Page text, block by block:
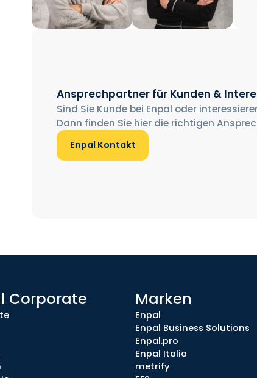
Ansprechpartner für Kunden &
Sind Sie Kunde bei Enpal oder
Dann finden Sie hier die richtigen
Enpal Kontakt
Corporate Marken
Enpal
Enpal Business Solutions
Enpal.pro
Enpal Italia
metrify